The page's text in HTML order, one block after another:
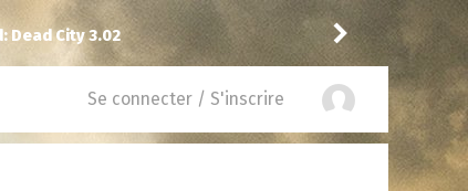
Kiddo a noté à 9-1-1: Nashville 1.04
Se connecter / S'inscrire